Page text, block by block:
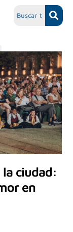
ciudad:
en